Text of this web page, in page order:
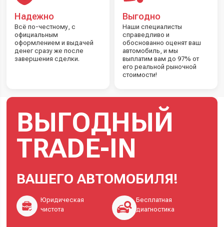
Надежно
Всё по-честному, с
официальным
оформлением и выдачей
денег сразу же после
завершения сделки.
Выгодно
Наши специалисты
справедливо и
обоснованно оценят ваш
автомобиль, и мы
выплатим вам до 97% от
его реальной рыночной
стоимости!
ВЫГОДНЫЙ
TRADE-IN
ВАШЕГО АВТОМОБИЛЯ!
Юридическая
чистота
Бесплатная
диагностика